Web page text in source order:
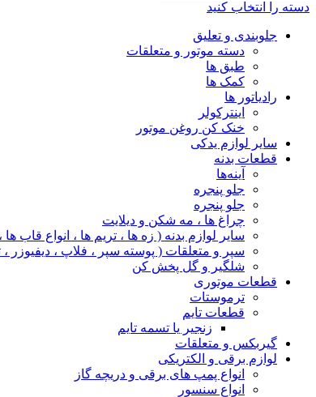
دسته را انتخاب کنید
جلوبندی و تعلیق
دسته موتور و متعلقات
طبق ها
کمک ها
رادیاتور ها
اینترکولر
خنک کن روغن موتور
سایر لوازم یدکی
قطعات بدنه
آینه‌ها
جلو پنجره
جلو پنجره
چراغ‌ ها ، مه‌ شکن و دیلایت
سایر لوازم بدنه ( زه ها ، تریم ها ، انواع
سپر و متعلقات ( پوسته سپر ، فلاپ ، دیفیوزر
شلگیر و گل‌ پخش‌ کن
قطعات موتوری
ترموستات
قطعات تایم
زنجیر یا تسمه تایم
گیربکس و متعلقات
لوازم برقی و الکتریکی
انواع پمپ های برقی و دریچه گاز
انواع سنسور